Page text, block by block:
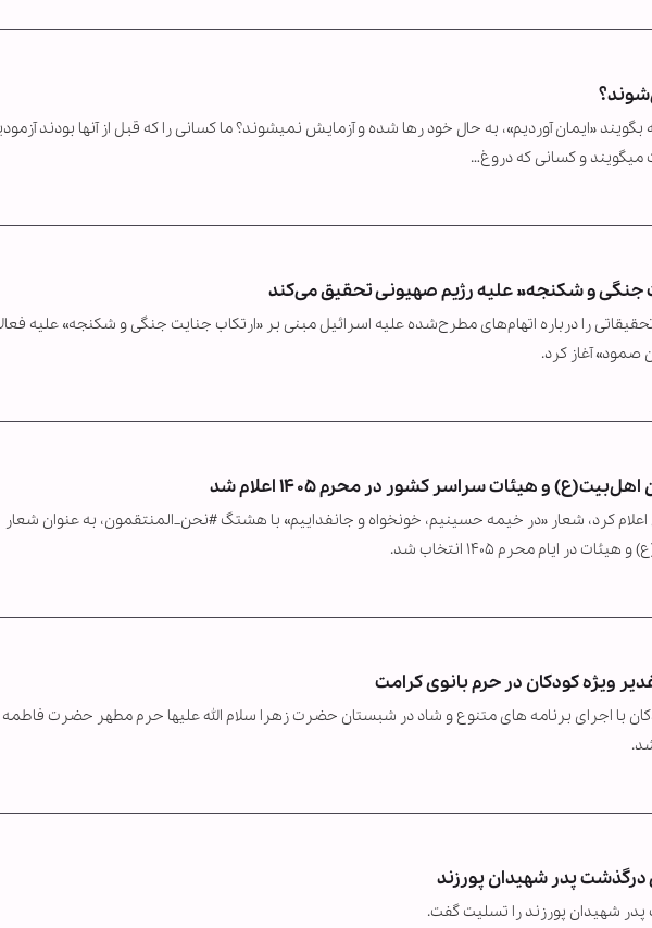
«ایمان آوردیم»، به حال خود رها شده و آزمایش نمیشوند؟ ما کسانی را که قبل از آنها بودند
میگویند و کسانی که دروغ…
جنگی و شکنجه» علیه رژیم صهیونی تحقیق می‌کند
را درباره اتهام‌های مطرح‌شده علیه اسرائیل مبنی بر «ارتکاب جنایت جنگی و شکنجه» علیه
صمود» آغاز کرد.
و هیئات سراسر کشور در محرم ۱۴۰۵ اعلام شد
کرد، شعار «در خیمه حسینیم، خونخواه و جانفداییم» با هشتگ #نحن_المنتقمون، به عنوان شعار
ایام محرم ۱۴۰۵ انتخاب شد.
ویژه کودکان در حرم بانوی کرامت
با اجرای برنامه های متنوع و شاد در شبستان حضرت زهرا سلام الله علیها حرم مطهر حضرت فاطمه
پدر شهیدان پورزند
شهیدان پورزند را تسلیت گفت.